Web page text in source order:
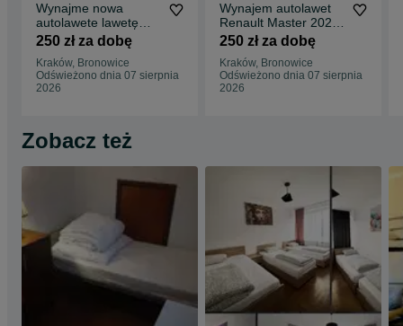
Wynajme nowa
autolawete lawetę
Renault Master 2,0
dci 2026 Kraków
250 zł za dobę
Kraków, Bronowice
Odświeżono dnia 07 sierpnia
2026
Wynajem autolawet
Renault Master 2026
Kraków
250 zł za dobę
Kraków, Bronowice
Odświeżono dnia 07 sierpnia
2026
Zobacz też